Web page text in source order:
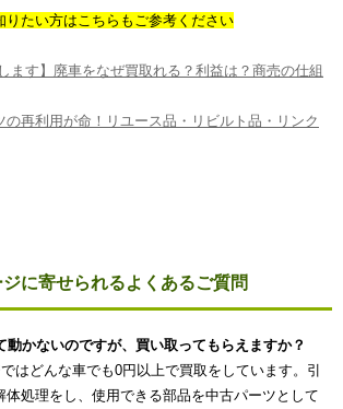
りたい方はこちらもご参考ください
ます】廃車をなぜ買取れる？利益は？商売の仕組
の再利用が命！リユース品・リビルト品・リンク
に寄せられるよくあるご質問
かないのですが、買い取ってもらえますか？
はどんな車でも0円以上で買取をしています。引
体処理をし、使用できる部品を中古パーツとして